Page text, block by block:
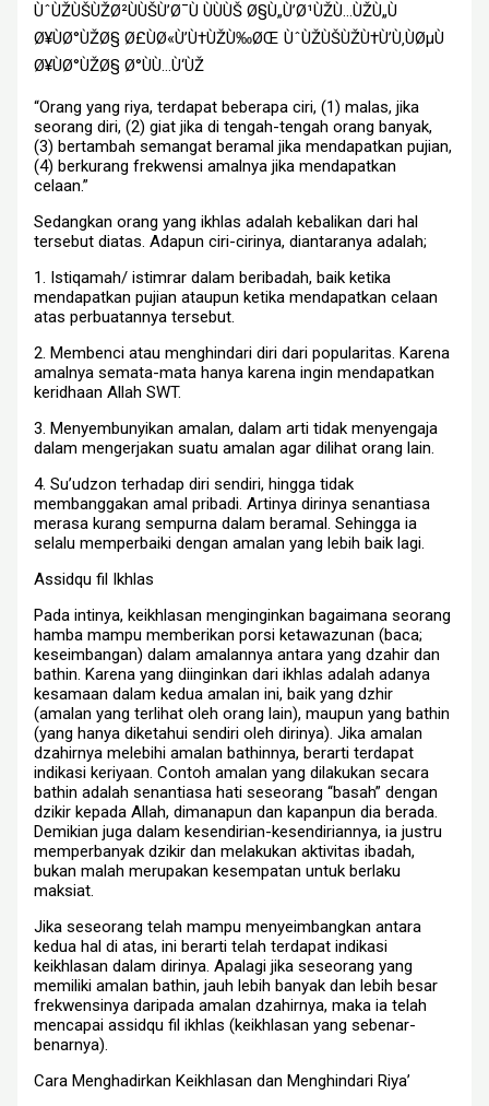
ÙˆÙŽÙŠÙŽØ²ÙÙŠÙ’Ø¯Ù ÙÙÙŠ Ø§Ù„Ù’Ø¹ÙŽÙ…ÙŽÙ„Ù
Ø¥ÙØ°ÙŽØ§ Ø£ÙØ«Ù’Ù†ÙŽÙ‰ØŒ ÙˆÙŽÙŠÙŽÙ†Ù’Ù‚ÙØµÙ
Ø¥ÙØ°ÙŽØ§ Ø°ÙÙ…Ù‘ÙŽ
“Orang yang riya, terdapat beberapa ciri, (1) malas, jika
seorang diri, (2) giat jika di tengah-tengah orang banyak,
(3) bertambah semangat beramal jika mendapatkan pujian,
(4) berkurang frekwensi amalnya jika mendapatkan
celaan.”
Sedangkan orang yang ikhlas adalah kebalikan dari hal
tersebut diatas. Adapun ciri-cirinya, diantaranya adalah;
1. Istiqamah/ istimrar dalam beribadah, baik ketika
mendapatkan pujian ataupun ketika mendapatkan celaan
atas perbuatannya tersebut.
2. Membenci atau menghindari diri dari popularitas. Karena
amalnya semata-mata hanya karena ingin mendapatkan
keridhaan Allah SWT.
3. Menyembunyikan amalan, dalam arti tidak menyengaja
dalam mengerjakan suatu amalan agar dilihat orang lain.
4. Su’udzon terhadap diri sendiri, hingga tidak
membanggakan amal pribadi. Artinya dirinya senantiasa
merasa kurang sempurna dalam beramal. Sehingga ia
selalu memperbaiki dengan amalan yang lebih baik lagi.
Assidqu fil Ikhlas
Pada intinya, keikhlasan menginginkan bagaimana seorang
hamba mampu memberikan porsi ketawazunan (baca;
keseimbangan) dalam amalannya antara yang dzahir dan
bathin. Karena yang diinginkan dari ikhlas adalah adanya
kesamaan dalam kedua amalan ini, baik yang dzhir
(amalan yang terlihat oleh orang lain), maupun yang bathin
(yang hanya diketahui sendiri oleh dirinya). Jika amalan
dzahirnya melebihi amalan bathinnya, berarti terdapat
indikasi keriyaan. Contoh amalan yang dilakukan secara
bathin adalah senantiasa hati seseorang “basah” dengan
dzikir kepada Allah, dimanapun dan kapanpun dia berada.
Demikian juga dalam kesendirian-kesendiriannya, ia justru
memperbanyak dzikir dan melakukan aktivitas ibadah,
bukan malah merupakan kesempatan untuk berlaku
maksiat.
Jika seseorang telah mampu menyeimbangkan antara
kedua hal di atas, ini berarti telah terdapat indikasi
keikhlasan dalam dirinya. Apalagi jika seseorang yang
memiliki amalan bathin, jauh lebih banyak dan lebih besar
frekwensinya daripada amalan dzahirnya, maka ia telah
mencapai assidqu fil ikhlas (keikhlasan yang sebenar-
benarnya).
Cara Menghadirkan Keikhlasan dan Menghindari Riya’